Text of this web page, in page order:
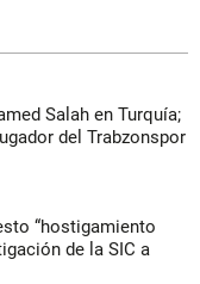
Salah en Turquía;
del Trabzonspor
“hostigamiento
de la SIC a